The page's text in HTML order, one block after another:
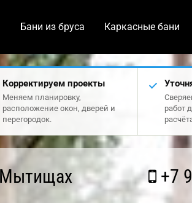
Бани из бруса Каркасные бани
Корректируем проекты
Меняем планировку,
расположение окон, дверей и
перегородок.
работ
+7